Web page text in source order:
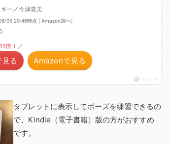
ー／今津貴美
05 20:46時点 | Amazon調べ）
Amazonで見る
倍！／
る
ポチップ
タブレットに表示してポーズを練習できるの
で、Kindle（電子書籍）版の方がおすすめ
です。